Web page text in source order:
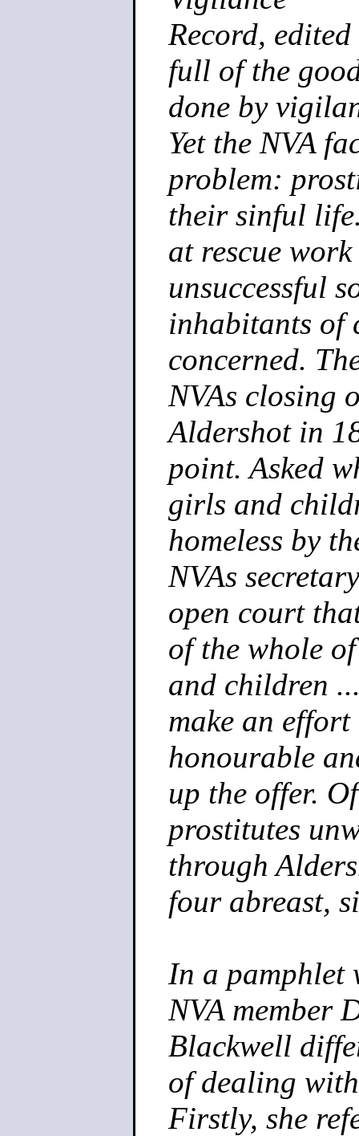
Record,
full of the
done by
Yet the NVA
problem:
their sinful
at rescue
unsuccessful
inhabitants of
concerned.
NVAs closing
Aldershot in
point. Asked
girls and
homeless by
NVAs
open court
of the whole
and children
make an
honourable
up the offer.
prostitutes
through
four abreast,
In a pamphlet
NVA member
Blackwell
of dealing
Firstly, she